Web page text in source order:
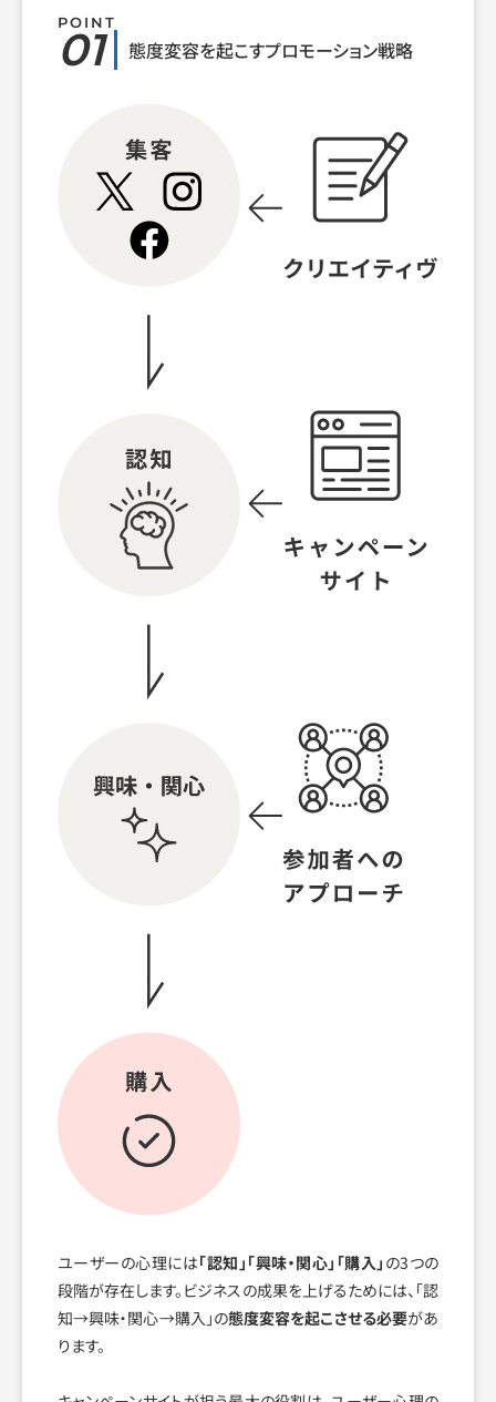
POINT
01 態度変容を起こすプロモーション戦略
ユーザーの心理には「認知」「興味・関心」「購入」 の3つの
段階が存在します。ビジネスの成果を上げるためには、「認
知→興味・関心→購入」の態度変容を起こさせる必要があ
ります。